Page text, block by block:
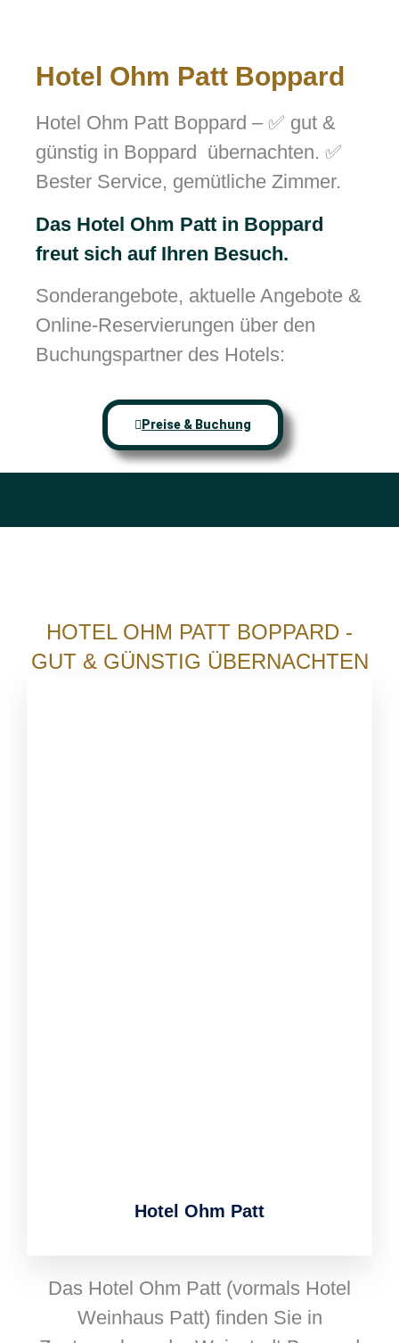
Hotel Ohm Patt Boppard
Hotel Ohm Patt Boppard – ✅ gut &
günstig in Boppard übernachten. ✅
Bester Service, gemütliche Zimmer.
Das Hotel Ohm Patt in Boppard
freut sich auf Ihren Besuch.
Sonderangebote, aktuelle Angebote &
Online-Reservierungen über den
Buchungspartner des Hotels:
Preise & Buchung
HOTEL OHM PATT BOPPARD -
GUT & GÜNSTIG ÜBERNACHTEN
Hotel Ohm Patt
Das Hotel Ohm Patt (vormals Hotel
Weinhaus Patt) finden Sie in